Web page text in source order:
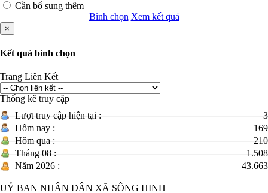
Cần bổ sung thêm
Bình chọn Xem kết quả
×
Kết quả bình chọn
Trang Liên Kết
Thống kê truy cập
Lượt truy cập hiện tại :
3
Hôm nay :
169
Hôm qua :
210
Tháng 08 :
1.508
Năm 2026 :
43.663
UỶ BAN NHÂN DÂN XÃ SÔNG HINH